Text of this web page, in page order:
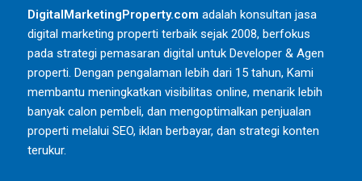
DigitalMarketingProperty.com adalah konsultan jasa
digital marketing properti terbaik sejak 2008, berfokus
pada strategi pemasaran digital untuk Developer & Agen
properti. Dengan pengalaman lebih dari 15 tahun, Kami
membantu meningkatkan visibilitas online, menarik lebih
banyak calon pembeli, dan mengoptimalkan penjualan
properti melalui SEO, iklan berbayar, dan strategi konten
terukur.